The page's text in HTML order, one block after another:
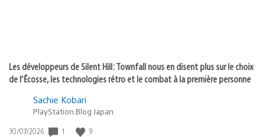
Les développeurs de Silent Hill: Townfall nous en disent plus sur le choix
de l’Écosse, les technologies rétro et le combat à la première personne
Sachie Kobari
PlayStation.Blog Japan
Date
30/07/2026 1 9